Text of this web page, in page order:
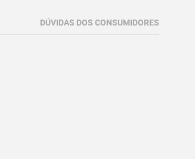
DÚVIDAS DOS CONSUMIDORES